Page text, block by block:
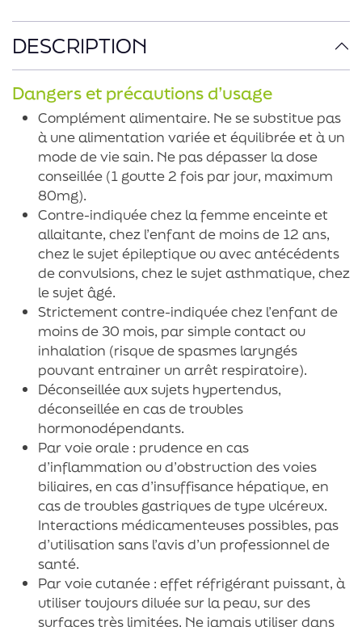
DESCRIPTION
Dangers et précautions d’usage
Complément alimentaire. Ne se substitue pas
à une alimentation variée et équilibrée et à un
mode de vie sain. Ne pas dépasser la dose
conseillée (1 goutte 2 fois par jour, maximum
80mg).
Contre-indiquée chez la femme enceinte et
allaitante, chez l’enfant de moins de 12 ans,
chez le sujet épileptique ou avec antécédents
de convulsions, chez le sujet asthmatique, chez
le sujet âgé.
Strictement contre-indiquée chez l’enfant de
moins de 30 mois, par simple contact ou
inhalation (risque de spasmes laryngés
pouvant entrainer un arrêt respiratoire).
Déconseillée aux sujets hypertendus,
déconseillée en cas de troubles
hormonodépendants.
Par voie orale : prudence en cas
d’inflammation ou d’obstruction des voies
biliaires, en cas d’insuffisance hépatique, en
cas de troubles gastriques de type ulcéreux.
Interactions médicamenteuses possibles, pas
d’utilisation sans l’avis d’un professionnel de
santé.
Par voie cutanée : effet réfrigérant puissant, à
utiliser toujours diluée sur la peau, sur des
surfaces très limitées. Ne jamais utiliser dans